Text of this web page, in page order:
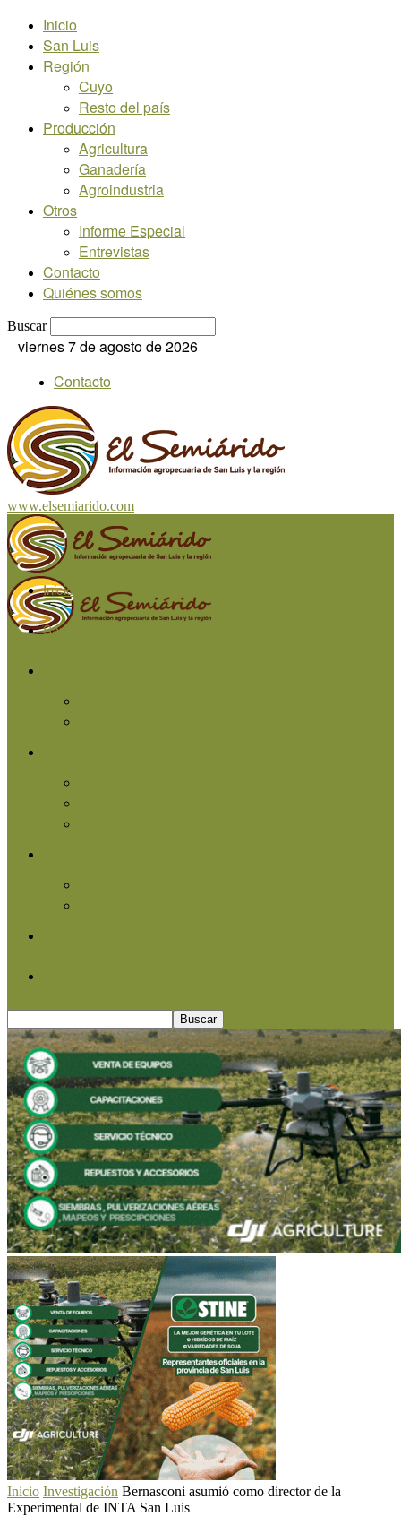
Inicio
San Luis
Región
Cuyo
Resto del país
Producción
Agricultura
Ganadería
Agroindustria
Otros
Informe Especial
Entrevistas
Contacto
Quiénes somos
Buscar
viernes 7 de agosto de 2026
Contacto
www.elsemiarido.com
Inicio
San Luis
Inicio Investigación Bernasconi asumió como director de la
Experimental de INTA San Luis